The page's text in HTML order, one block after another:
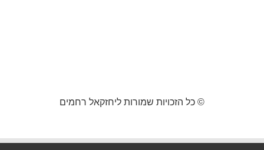
© כל הזכויות שמורות ליחזקאל רחמים